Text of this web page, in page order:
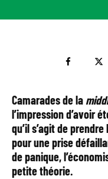
Camarades de la
l’impression d’avoir
qu’il s’agit de
pour une prise
de panique,
petite théorie.